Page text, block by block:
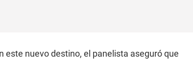
este nuevo destino, el panelista aseguró que